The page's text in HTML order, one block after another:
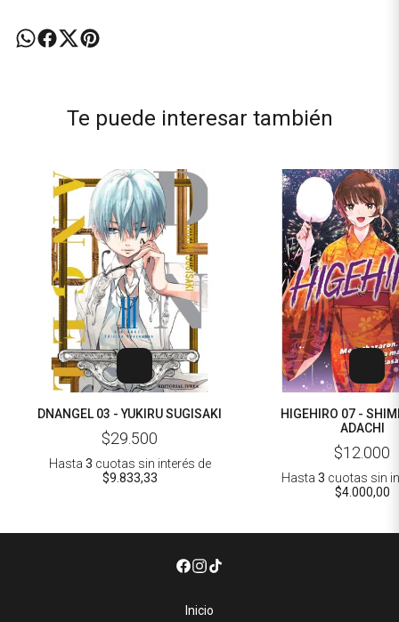
Te puede interesar también
DNANGEL 03 - YUKIRU SUGISAKI
$29.500
Hasta 3 cuotas sin interés de
$9.833,33
HIGEHIRO 07 -
ADACHI
$12.000
Hasta 3 cuotas sin
$4.000,00
Inicio